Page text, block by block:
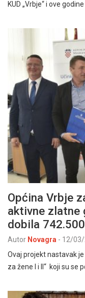
KUD „Vrbje“ i ove
Općina Vrbje
aktivne zlatne
dobila
Autor Novagra - 12/
Ovaj projekt nastavak
za žene I i II“ koji su se